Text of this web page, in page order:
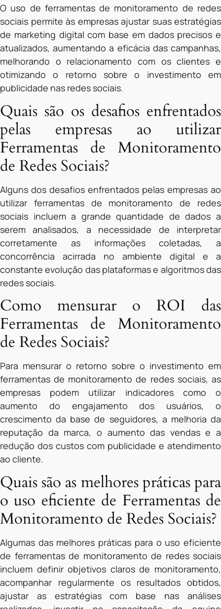
O uso de ferramentas de monitoramento de redes
sociais permite às empresas ajustar suas estratégias
de marketing digital com base em dados precisos e
atualizados, aumentando a eficácia das campanhas,
melhorando o relacionamento com os clientes e
otimizando o retorno sobre o investimento em
publicidade nas redes sociais.
Quais são os desafios enfrentados
pelas empresas ao utilizar
Ferramentas de Monitoramento
de Redes Sociais?
Alguns dos desafios enfrentados pelas empresas ao
utilizar ferramentas de monitoramento de redes
sociais incluem a grande quantidade de dados a
serem analisados, a necessidade de interpretar
corretamente as informações coletadas, a
concorrência acirrada no ambiente digital e a
constante evolução das plataformas e algoritmos das
redes sociais.
Como mensurar o ROI das
Ferramentas de Monitoramento
de Redes Sociais?
Para mensurar o retorno sobre o investimento em
ferramentas de monitoramento de redes sociais, as
empresas podem utilizar indicadores como o
aumento do engajamento dos usuários, o
crescimento da base de seguidores, a melhoria da
reputação da marca, o aumento das vendas e a
redução dos custos com publicidade e atendimento
ao cliente.
Quais são as melhores práticas para
o uso eficiente de Ferramentas de
Monitoramento de Redes Sociais?
Algumas das melhores práticas para o uso eficiente
de ferramentas de monitoramento de redes sociais
incluem definir objetivos claros de monitoramento,
acompanhar regularmente os resultados obtidos,
ajustar as estratégias com base nas análises